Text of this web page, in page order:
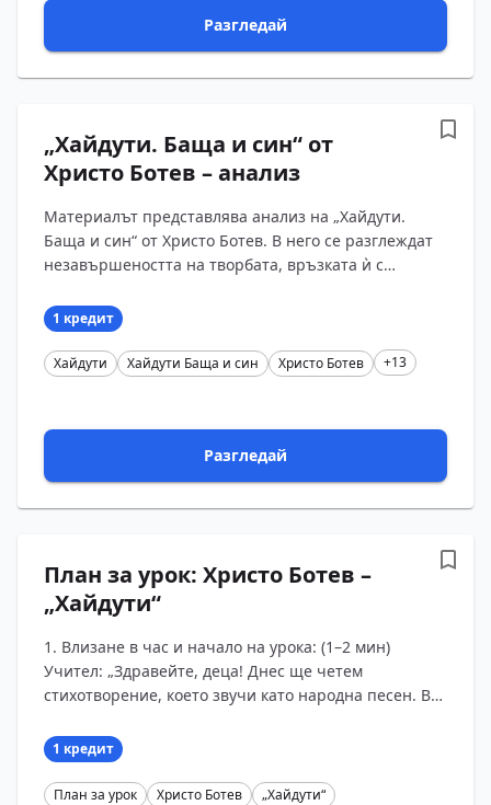
Разгледай
„Хайдути. Баща и син“ от
Христо Ботев – анализ
Материалът представлява анализ на „Хайдути.
Баща и син“ от Христо Ботев. В него се разглеждат
незавършеността на творбата, връзката ѝ с
като па?...
1 кредит
Хайдути Хайдути Баща и син Христо Ботев +13
Разгледай
План за урок: Христо Ботев –
„Хайдути“
1. Влизане в час и начало на урока: (1–2 мин)
Учител: „Здравейте, деца! Днес ще четем
стихотворение, което звучи като народна песен. В
среща – межд?...
1 кредит
План за урок Христо Ботев „Хайдути“